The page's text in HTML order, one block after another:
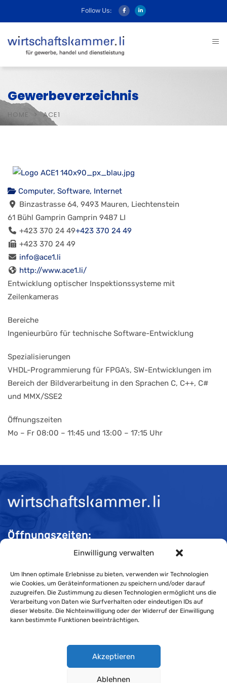
Einwilligung verwalten
Um Ihnen optimale Erlebnisse zu bieten, verwenden wir Technologien
wie Cookies, um Geräteinformationen zu speichern und/oder darauf
zuzugreifen. Die Zustimmung zu diesen Technologien ermöglicht uns die
Verarbeitung von Daten wie Surfverhalten oder eindeutigen IDs auf
dieser Website. Die Nichteinwilligung oder der Widerruf der Einwilligung
kann bestimmte Funktionen beeinträchtigen.
Akzeptieren
Ablehnen
Follow Us:
Gewerbeverzeichnis
HOME ACE1
Computer, Software, Internet
Binzastrasse 64, 9493 Mauren, Liechtenstein
61 Bühl Gamprin Gamprin 9487 LI
+423 370 24 49+423 370 24 49
+423 370 24 49
info@ace1.li
http://www.ace1.li/
Entwicklung optischer Inspektionssysteme mit
Zeilenkameras
Bereiche
Ingenieurbüro für technische Software-Entwicklung
Spezialisierungen
VHDL-Programmierung für FPGA’s, SW-Entwicklungen im
Bereich der Bildverarbeitung in den Sprachen C, C++, C#
und MMX/SSE2
Öffnungszeiten
Mo – Fr 08:00 – 11:45 und 13:00 – 17:15 Uhr
Öffnungszeiten:
Mo-Do 08:00 bis 11:30 und 13:30 bis 16:30 Uhr
Fr 08:00 bis 11:30 und 13:30 bis 16:00 Uhr
Impressum
Cookie-Richtlinie